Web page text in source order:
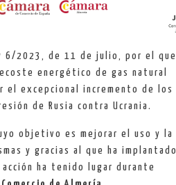
6/2023, de 11 de julio, por el que
energético de gas natural
el excepcional incremento de los
de Rusia contra Ucrania.
objetivo es mejorar el uso y la
y gracias al que ha implantado
ha tenido lugar durante